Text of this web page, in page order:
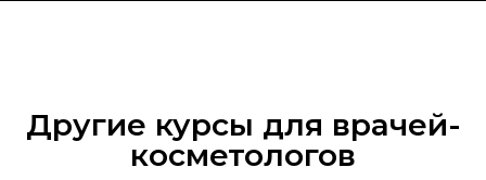
Другие курсы для врачей-
косметологов‎